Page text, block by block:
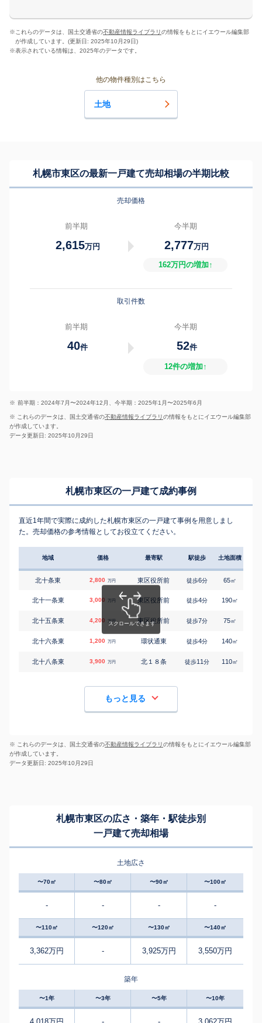
※ これらのデータは、国土交通省の不動産情報ライブラリの情報をもとにイエウール編集部
が作成しています。(更新日: 2025年10月29日)
※表示されている情報は、2025年のデータです。
他の物件種別はこちら
土地
札幌市東区の最新一戸建て売却相場の半期比較
売却価格
前半期
2,615万円
今半期
2,777万円
162万円の増加↑
取引件数
前半期
40件
今半期
52件
12件の増加↑
※ 前半期：2024年7月〜2024年12月、今半期：2025年1月〜2025年6月
※ これらのデータは、国土交通省の不動産情報ライブラリの情報をもとにイエウール編集部
が作成しています。
データ更新日: 2025年10月29日
札幌市東区の一戸建て成約事例
直近1年間で実際に成約した札幌市東区の一戸建て事例を用意しまし
た。売却価格の参考情報としてお役立てください。
地域 価格 最寄駅 駅徒歩 土地面積
北十条東 2,800 万円 東区役所前 徒歩6分 65㎡
北十一条東 3,000 万円 東区役所前 徒歩4分 190㎡
北十五条東 4,200 万円 東区役所前 徒歩7分 75㎡
北十六条東 1,200 万円 環状通東 徒歩4分 140㎡
北十八条東 3,900 万円 北１８条 徒歩11分 110㎡
もっと見る
※ これらのデータは、国土交通省の不動産情報ライブラリの情報をもとにイエウール編集部
が作成しています。
データ更新日: 2025年10月29日
札幌市東区の広さ・築年・駅徒歩別
一戸建て売却相場
土地広さ
〜70㎡ 〜80㎡ 〜90㎡ 〜100㎡
- - - -
〜110㎡ 〜120㎡ 〜130㎡ 〜140㎡
3,362万円 - 3,925万円 3,550万円
築年
〜1年 〜3年 〜5年 〜10年